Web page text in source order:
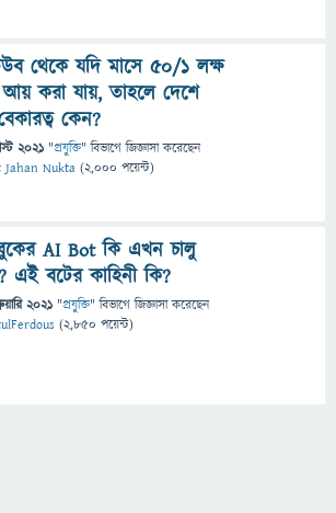
থেকে যদি মাসে ৫০/১ লক্ষ
আয় করা যায়, তাহলে দেশে
কেন?
2021 "প্রযুক্তি" বিভাগে জিজ্ঞাসাকরেছেন
Jahan Nukta (2,000 পয়েন্ট)
AI Bot কি এখন চালু
এই বটের কাহিনী কি?
2021 "প্রযুক্তি" বিভাগে জিজ্ঞাসাকরেছেন
(2,850 পয়েন্ট)